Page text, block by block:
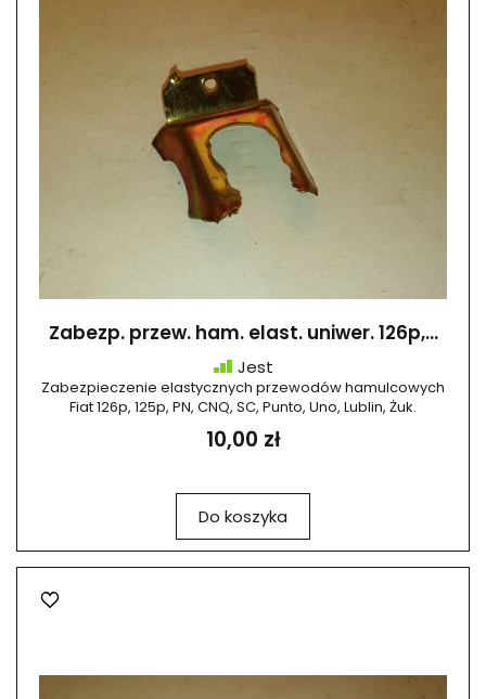
Zabezp. przew. ham. elast. uniwer. 126p,...
Jest
Zabezpieczenie elastycznych przewodów hamulcowych
Fiat 126p, 125p, PN, CNQ, SC, Punto, Uno, Lublin, Żuk.
10,00 zł
Do koszyka